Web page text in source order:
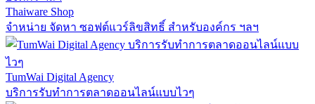
Thaiware Shop
จำหน่าย จัดหา ซอฟต์แวร์ลิขสิทธิ์ สำหรับองค์กร ฯลฯ
TumWai Digital Agency
บริการรับทำการตลาดออนไลน์แบบไวๆ